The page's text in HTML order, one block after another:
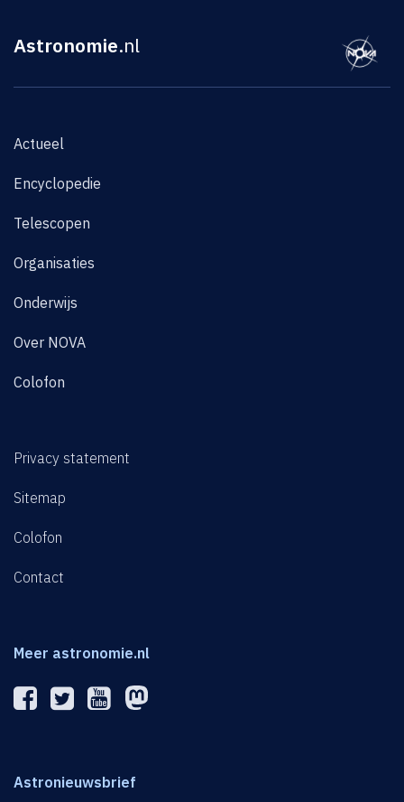
Astronomie.nl
Actueel
Encyclopedie
Telescopen
Organisaties
Onderwijs
Over NOVA
Colofon
Privacy statement
Sitemap
Colofon
Contact
Meer astronomie.nl
Astronieuwsbrief